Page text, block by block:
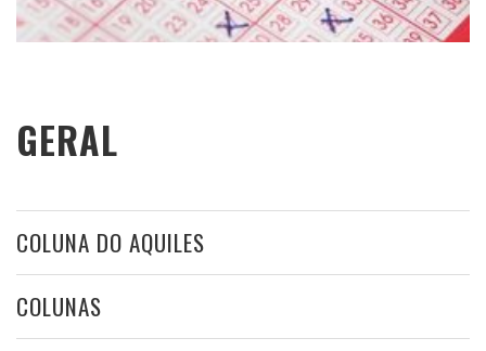
GERAL
COLUNA DO AQUILES
COLUNAS